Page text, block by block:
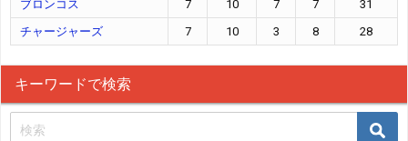
ブロンコス 7 10 7 7
31
チャージャーズ
7 10 3 8 28
キーワードで検索